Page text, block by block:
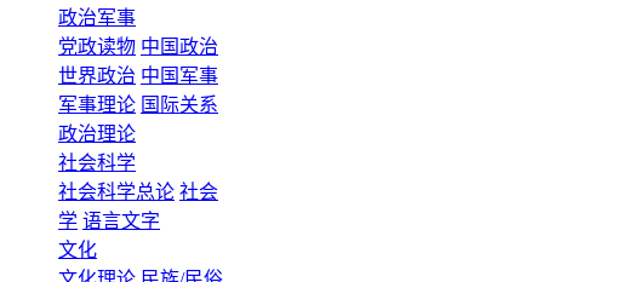
政治军事
党政读物 中国政治
世界政治 中国军事
军事理论 国际关系
政治理论
社会科学
社会科学总论 社会
学 语言文字
文化